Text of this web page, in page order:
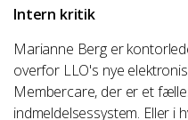
Intern kritik
Marianne Berg er
overfor LLO's nye
Membercare, der er et
indmeldelsessystem. Eller i